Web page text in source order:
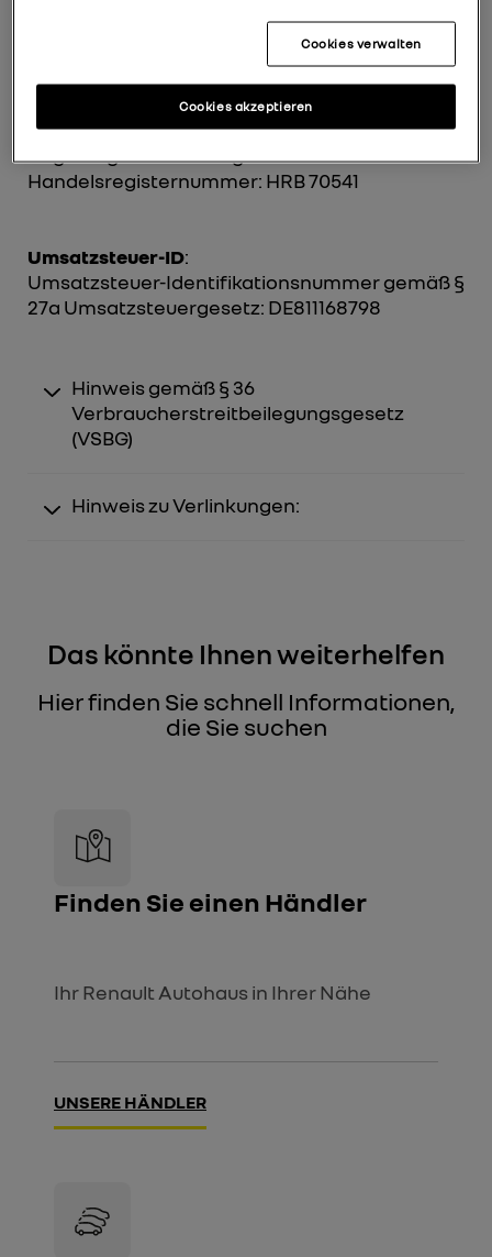
Vorsitzender des Aufsichtsrats: Florian Kraft
Registereintrag:
Eintragung im Handelsregister.
Registergericht: Amtsgericht Köln
Handelsregisternummer: HRB 70541
Umsatzsteuer-ID:
Umsatzsteuer-Identifikationsnummer gemäß §
27a Umsatzsteuergesetz: DE811168798
Hinweis gemäß § 36
Verbraucherstreitbeilegungsgesetz
(VSBG)
Hinweis zu Verlinkungen:
Das könnte Ihnen weiterhelfen
Hier finden Sie schnell Informationen,
die Sie suchen
Finden Sie einen Händler
Ihr Renault Autohaus in Ihrer Nähe
UNSERE HÄNDLER
Cookies verwalten
Cookies akzeptieren